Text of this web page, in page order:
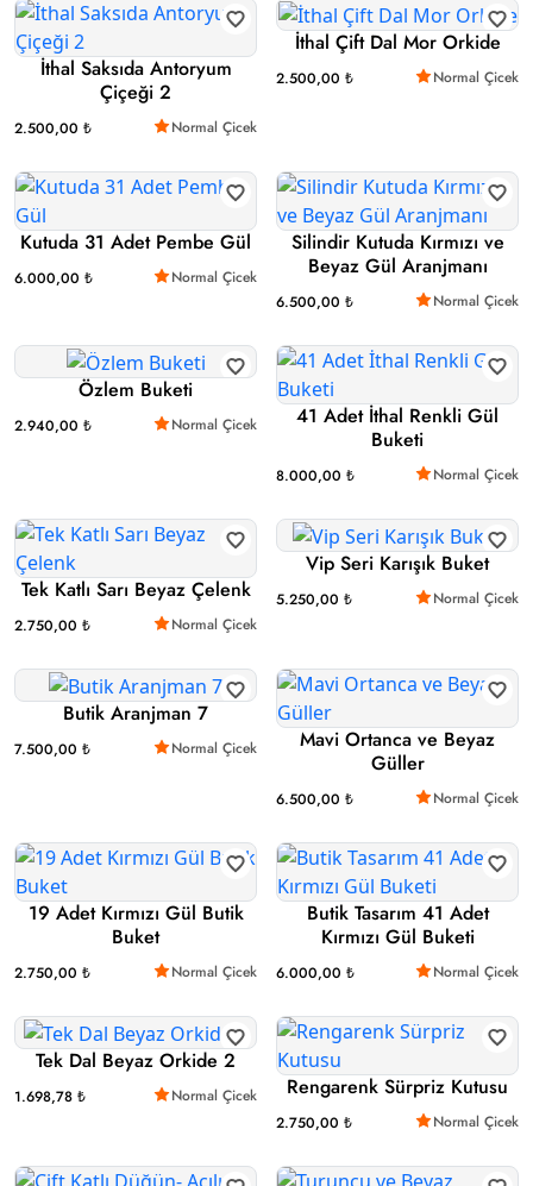
İthal Saksıda Antoryum
Çiçeği 2
2.500,00 ₺ Normal Çicek
İthal Çift Dal Mor Orkide
2.500,00 ₺ Normal Çicek
Kutuda 31 Adet Pembe Gül
6.000,00 ₺ Normal Çicek
Silindir Kutuda Kırmızı ve
Beyaz Gül Aranjmanı
6.500,00 ₺ Normal Çicek
Özlem Buketi
2.940,00 ₺ Normal Çicek
41 Adet İthal Renkli Gül
Buketi
8.000,00 ₺ Normal Çicek
Tek Katlı Sarı Beyaz Çelenk
2.750,00 ₺ Normal Çicek
Vip Seri Karışık Buket
5.250,00 ₺ Normal Çicek
Butik Aranjman 7
7.500,00 ₺ Normal Çicek
Mavi Ortanca ve Beyaz
Güller
6.500,00 ₺ Normal Çicek
19 Adet Kırmızı Gül Butik
Buket
2.750,00 ₺ Normal Çicek
Butik Tasarım 41 Adet
Kırmızı Gül Buketi
6.000,00 ₺ Normal Çicek
Tek Dal Beyaz Orkide 2
1.698,78 ₺ Normal Çicek Rengarenk Sürpriz Kutusu
2.750,00 ₺ Normal Çicek